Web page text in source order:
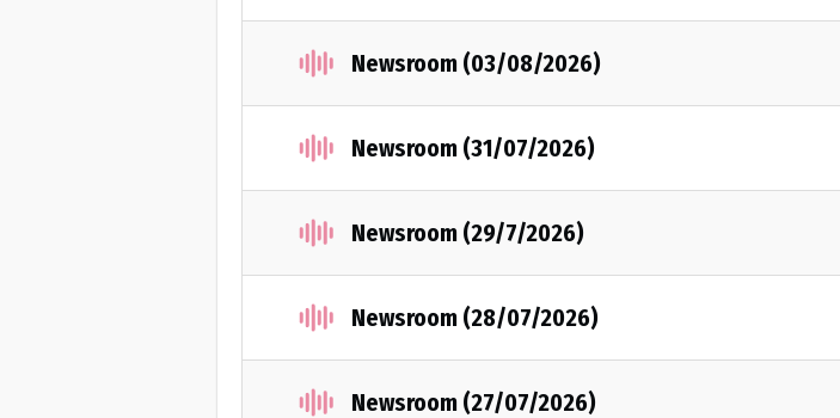
Newsroom (03/08/2026)
Newsroom (31/07/2026)
Newsroom (29/7/2026)
Newsroom (28/07/2026)
Newsroom (27/07/2026)